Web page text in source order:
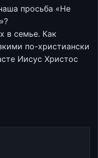
просьба «Не
в семье. Как
по-христиански
Иисус Христос